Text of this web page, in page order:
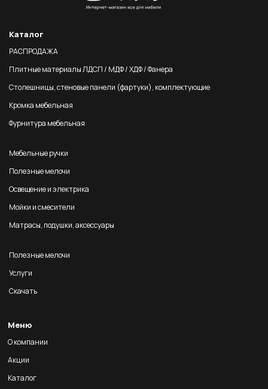
Каталог
РАСПРОДАЖА
Плитные материалы ЛДСП / МДФ / ХДФ / Фанера
Столешницы, стеновые панели (фартуки), комплектующие
Кромка мебельная
Фурнитура мебельная
Мебельные ручки
Полезные мелочи
Освещение и электрика
Мойки и смесители
Матрасы, подушки, аксессуары
Полезные мелочи
Услуги
Скачать
Меню
О компании
Акции
Каталог